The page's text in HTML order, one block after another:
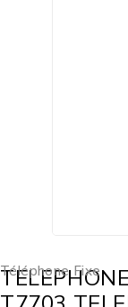
Téléphone Fixe